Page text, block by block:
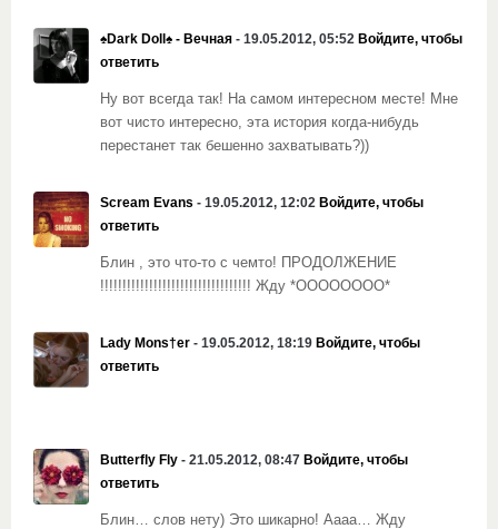
♠Dark Doll♠ - Вечная - 19.05.2012, 05:52 Войдите, чтобы
ответить
Ну вот всегда так! На самом интересном месте! Мне
вот чисто интересно, эта история когда-нибудь
перестанет так бешенно захватывать?))
Scream Evans - 19.05.2012, 12:02 Войдите, чтобы
ответить
Блин , это что-то с чемто! ПРОДОЛЖЕНИЕ
!!!!!!!!!!!!!!!!!!!!!!!!!!!!!!!!!! Жду *ОООООООО*
Lady Mons†er - 19.05.2012, 18:19 Войдите, чтобы
ответить
Butterfly Fly - 21.05.2012, 08:47 Войдите, чтобы
ответить
Блин… слов нету) Это шикарно! Аааа… Жду